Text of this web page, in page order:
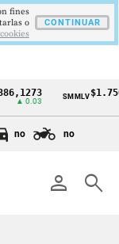
SMMLV
no no
person search
fines
o
CONTINUAR